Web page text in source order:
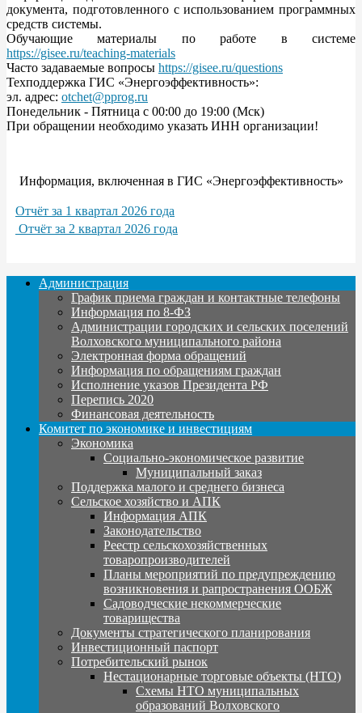
документа, подготовленного с использованием программных
средств системы.
Обучающие материалы по работе в системе
https://gisee.ru/teaching-materials
Часто задаваемые вопросы https://gisee.ru/questions
Техподдержка ГИС «Энергоэффективность»:
эл. адрес: otchet@pprog.ru
Понедельник - Пятница с 00:00 до 19:00 (Мск)
При обращении необходимо указать ИНН организации!
Информация, включенная в ГИС «Энергоэффективность»
Отчёт за 1 квартал 2026 года
Отчёт за 2 квартал 2026 года
Администрация
График приема граждан и контактные телефоны
Информация по 8-ФЗ
Администрации городских и сельских поселений
Волховского муниципального района
Электронная форма обращений
Информация по обращениям граждан
Исполнение указов Президента РФ
Перепись 2020
Финансовая деятельность
Комитет по экономике и инвестициям
Экономика
Социально-экономическое развитие
Муниципальный заказ
Поддержка малого и среднего бизнеса
Сельское хозяйство и АПК
Информация АПК
Законодательство
Реестр сельскохозяйственных
товаропроизводителей
Планы мероприятий по предупреждению
возникновения и рапространения ООБЖ
Садоводческие некоммерческие
товарищества
Документы стратегического планирования
Инвестиционный паспорт
Потребительский рынок
Нестационарные торговые объекты (НТО)
Схемы НТО муниципальных
образований Волховского